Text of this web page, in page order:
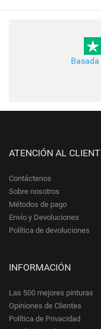
Basada
ATENCIÓN AL
Contáctenos
Sobre nosotros
Métodos de pago
Envío y Devoluciones
Política de devoluciones
INFORMACIÓN
Las 500 mejores pinturas
Opiniones de Clientes
Política de Privacidad